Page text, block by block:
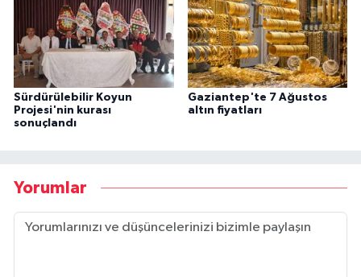
Sürdürülebilir Koyun
Projesi'nin kurası
sonuçlandı
Gaziantep'te 7 Ağustos
altın fiyatları
Yorumlar